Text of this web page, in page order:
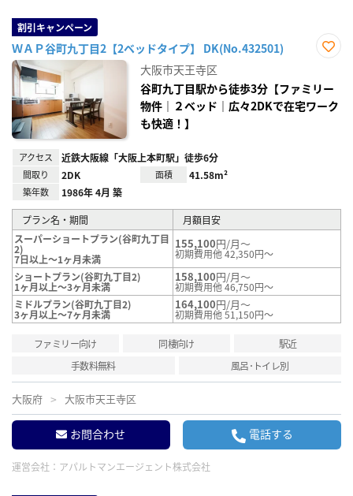
割引キャンペーン
ＷＡＰ谷町九丁目2【2ベッドタイプ】 DK(No.432501)
り登
録
大阪市天王寺区
谷町九丁目駅から徒歩3分【ファミリー
物件｜２ベッド｜広々2DKで在宅ワーク
も快適！】
アクセス 近鉄大阪線「大阪上本町駅」徒歩6分
間取り 2DK 面積 41.58m²
築年数 1986年 4月 築
プラン名・期間
月額目安
スーパーショートプラン(谷町九丁目
2)
7日以上～1ヶ月未満
155,100円/月～
初期費用他 42,350円～
ショートプラン(谷町九丁目2)
1ヶ月以上～3ヶ月未満
158,100円/月～
初期費用他 46,750円～
ミドルプラン(谷町九丁目2)
3ヶ月以上～7ヶ月未満
164,100円/月～
初期費用他 51,150円～
ファミリー向け 同棲向け
駅近
手数料無料
風呂･トイレ別
大阪府 大阪市天王寺区
お問合わせ 電話する
運営会社： アパルトマンエージェント株式会社